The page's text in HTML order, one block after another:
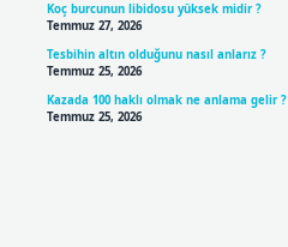
Koç burcunun libidosu yüksek midir ?
Temmuz 27, 2026
Tesbihin altın olduğunu nasıl anlarız ?
Temmuz 25, 2026
Kazada 100 haklı olmak ne anlama gelir ?
Temmuz 25, 2026